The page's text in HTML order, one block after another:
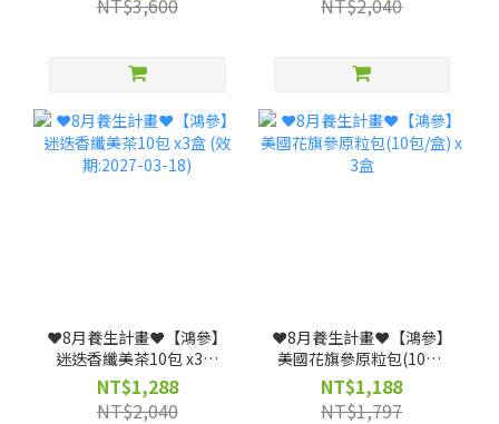
期: 20261117)
❤️8月養生計畫❤️【鴻參】
迷迭香纖美茶10包 x3盒
(效期:2027-03-18)
NT$1,288
NT$2,040
❤️8月養生計畫❤️【鴻參】
美國花旗參原粒包(10包/
盒) x 3盒
NT$1,188
NT$1,797